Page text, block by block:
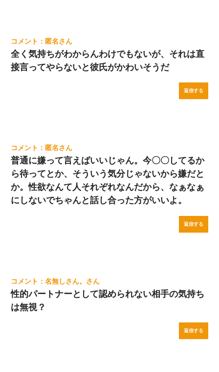
匿名
全く気持ちがわからんわけでもないが、それは直
接言ってやらないと彼氏がかわいそうだ
返信する
匿名
普通に嫌って言えばいいじゃん。今〇〇してるか
ら待ってとか、そういう気分じゃないから嫌だと
か。性欲なんて人それぞれなんだから、なぁなぁ
にしないでちゃんと話し合った方がいいよ。
返信する
名無しさん。
性的パートナーとして認められない相手の気持ち
は無視？
返信する